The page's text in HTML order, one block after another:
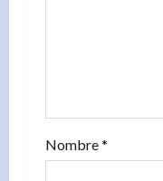
d
Nombre*